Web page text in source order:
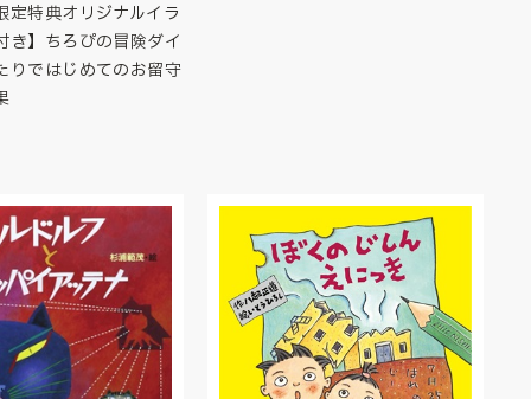
定特典オリジナルイラ
き】ちろぴの冒険ダイ
ではじめてのお留守